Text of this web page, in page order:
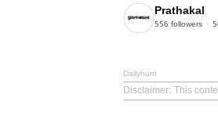
Prathakal
556 followers
Dailyhunt
Disclaimer: This